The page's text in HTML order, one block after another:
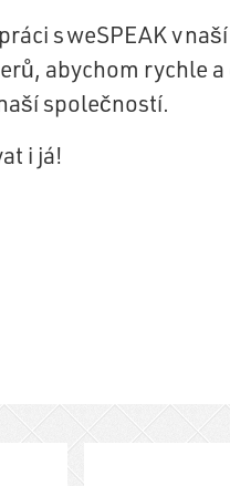
sweSPEAKv
abychom rychle
společností.
i já!